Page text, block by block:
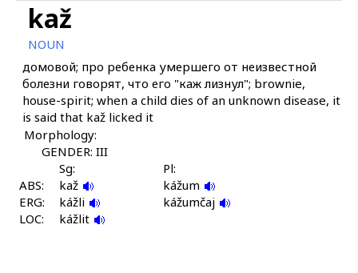
kárt'i
kárt'ilak šːubús
kárt'ilitːik šːubús
kášiš
káʁəra
káʕba
káˤršːi
kaž
NOUN
домовой; про ребенка умершего от неизвестной
болезни говорят, что его "каж лизнул"; brownie,
house-spirit; when a child dies of an unknown disease, it
is said that kaž licked it
Morphology:
GENDER: III
Sg:
Pl:
ABS:
kaž
kážum
ERG:
kážli
kážumčaj
LOC:
kážlit